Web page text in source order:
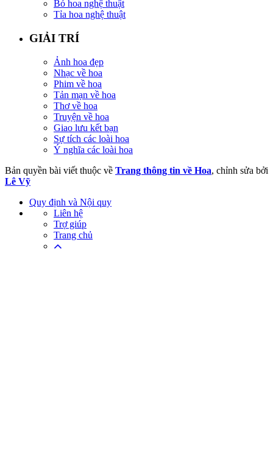
Bó hoa nghệ thuật
Tỉa hoa nghệ thuật
GIẢI TRÍ
Ảnh hoa đẹp
Nhạc về hoa
Phim về hoa
Tản mạn về hoa
Thơ về hoa
Truyện về hoa
Giao lưu kết bạn
Sự tích các loài hoa
Ý nghĩa các loài hoa
Bản quyền bài viết thuộc về Trang thông tin về Hoa, chỉnh sửa bởi
Lê Vỹ
Quy định và Nội quy
Liên hệ
Trợ giúp
Trang chủ